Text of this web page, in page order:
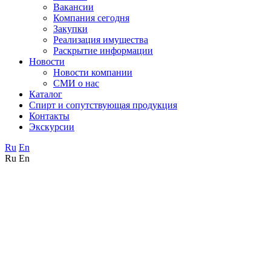
Вакансии
Компания сегодня
Закупки
Реализация имущества
Раскрытие информации
Новости
Новости компании
СМИ о нас
Каталог
Спирт и сопутствующая продукция
Контакты
Экскурсии
Ru En
Ru En